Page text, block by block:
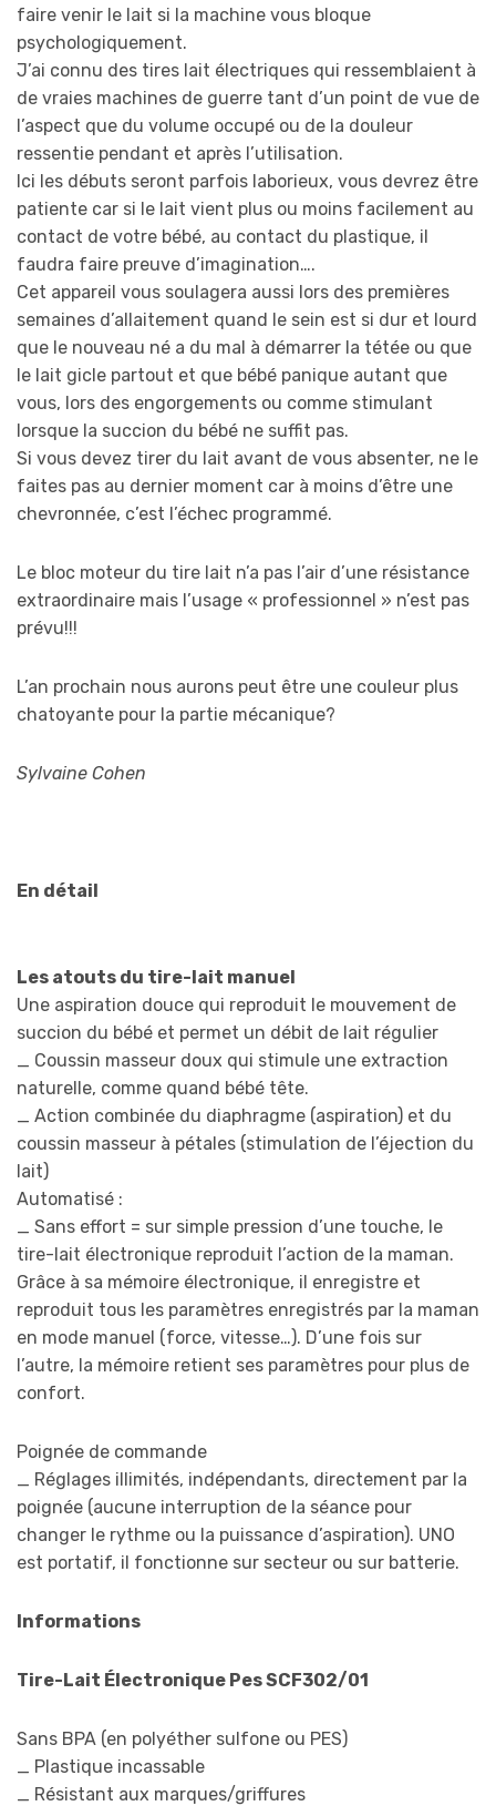
faire venir le lait si la machine vous bloque
psychologiquement.
J’ai connu des tires lait électriques qui ressemblaient à
de vraies machines de guerre tant d’un point de vue de
l’aspect que du volume occupé ou de la douleur
ressentie pendant et après l’utilisation.
Ici les débuts seront parfois laborieux, vous devrez être
patiente car si le lait vient plus ou moins facilement au
contact de votre bébé, au contact du plastique, il
faudra faire preuve d’imagination….
Cet appareil vous soulagera aussi lors des premières
semaines d’allaitement quand le sein est si dur et lourd
que le nouveau né a du mal à démarrer la tétée ou que
le lait gicle partout et que bébé panique autant que
vous, lors des engorgements ou comme stimulant
lorsque la succion du bébé ne suffit pas.
Si vous devez tirer du lait avant de vous absenter, ne le
faites pas au dernier moment car à moins d’être une
chevronnée, c’est l’échec programmé.
Le bloc moteur du tire lait n’a pas l’air d’une résistance
extraordinaire mais l’usage « professionnel » n’est pas
prévu!!!
L’an prochain nous aurons peut être une couleur plus
chatoyante pour la partie mécanique?
Sylvaine Cohen
En détail
Les atouts du tire-lait manuel
Une aspiration douce qui reproduit le mouvement de
succion du bébé et permet un débit de lait régulier
_ Coussin masseur doux qui stimule une extraction
naturelle, comme quand bébé tête.
_ Action combinée du diaphragme (aspiration) et du
coussin masseur à pétales (stimulation de l’éjection du
lait)
Automatisé :
_ Sans effort = sur simple pression d’une touche, le
tire-lait électronique reproduit l’action de la maman.
Grâce à sa mémoire électronique, il enregistre et
reproduit tous les paramètres enregistrés par la maman
en mode manuel (force, vitesse…). D’une fois sur
l’autre, la mémoire retient ses paramètres pour plus de
confort.
Poignée de commande
_ Réglages illimités, indépendants, directement par la
poignée (aucune interruption de la séance pour
changer le rythme ou la puissance d’aspiration). UNO
est portatif, il fonctionne sur secteur ou sur batterie.
Informations
Tire-Lait Électronique Pes SCF302/01
Sans BPA (en polyéther sulfone ou PES)
_ Plastique incassable
_ Résistant aux marques/griffures